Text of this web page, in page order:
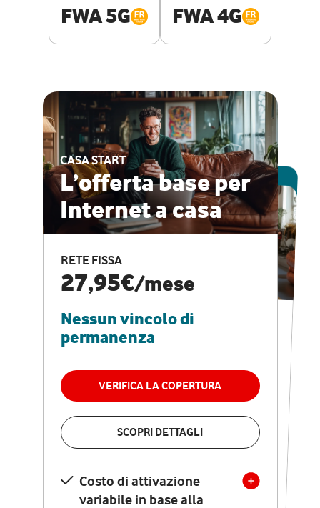
FWA 5G FWA 4G
CASA START
L’offerta base per
Internet a casa
RETE FISSA
27,95€/mese
Nessun vincolo di
permanenza
VERIFICA LA COPERTURA
SCOPRI DETTAGLI
Costo di attivazione
variabile in base alla
ESCLUSIVA ONLINE
CASA PRO
Internet veloce e
vantaggi speciali
RETE FISSA + VODAFONE CLUB
29,95€
permanenza
VERIFICA LA COPERTURA
Costo di attivazione
variabile in base alla